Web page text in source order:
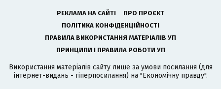
РЕКЛАМА НА САЙТІ
ПРО ПРОЄКТ
ПОЛІТИКА КОНФІДЕНЦІЙНОСТІ
ПРАВИЛА ВИКОРИСТАННЯ МАТЕРІАЛІВ УП
ПРИНЦИПИ І ПРАВИЛА РОБОТИ УП
Використання матеріалів сайту лише за умови посилання (для
інтернет-видань - гіперпосилання) на "Економічну правду".